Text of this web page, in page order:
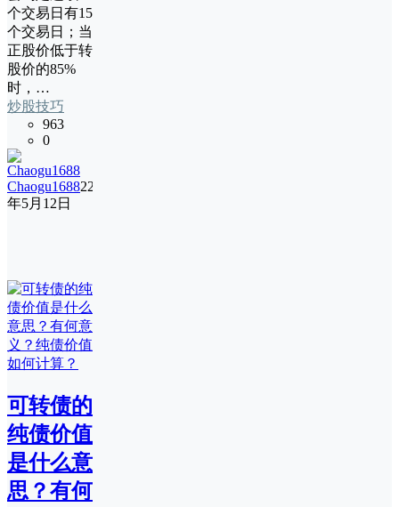
个交易日有15
个交易日；当
正股价低于转
股价的85%
时，…
炒股技巧
963
0
Chaogu168822
年5月12日
可转债的
纯债价值
是什么意
思？有何